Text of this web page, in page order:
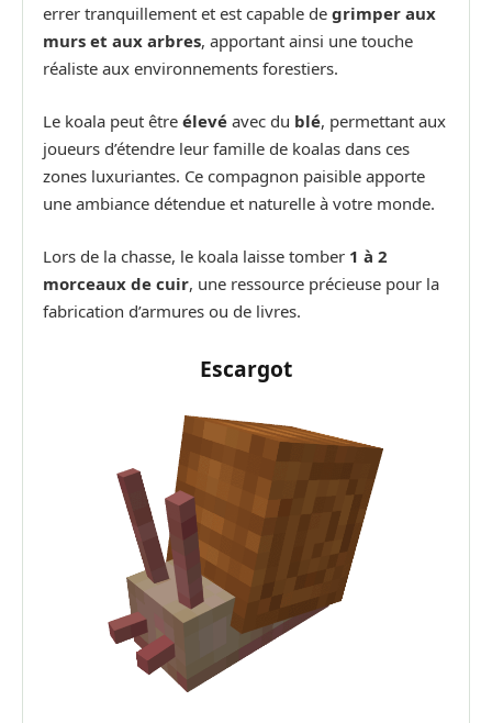
errer tranquillement et est capable de grimper aux
murs et aux arbres, apportant ainsi une touche
réaliste aux environnements forestiers.
Le koala peut être élevé avec du blé, permettant aux
joueurs d’étendre leur famille de koalas dans ces
zones luxuriantes. Ce compagnon paisible apporte
une ambiance détendue et naturelle à votre monde.
Lors de la chasse, le koala laisse tomber 1 à 2
morceaux de cuir, une ressource précieuse pour la
fabrication d’armures ou de livres.
Escargot